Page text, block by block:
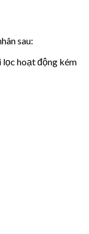
sau:
hoạt động kém